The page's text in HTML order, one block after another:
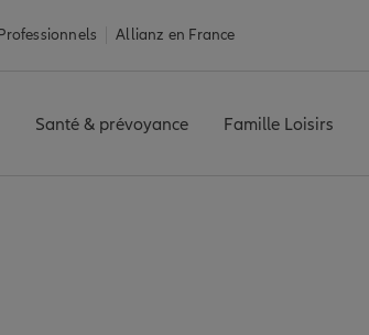
Allianz en France
Santé & prévoyance Famille Loisirs